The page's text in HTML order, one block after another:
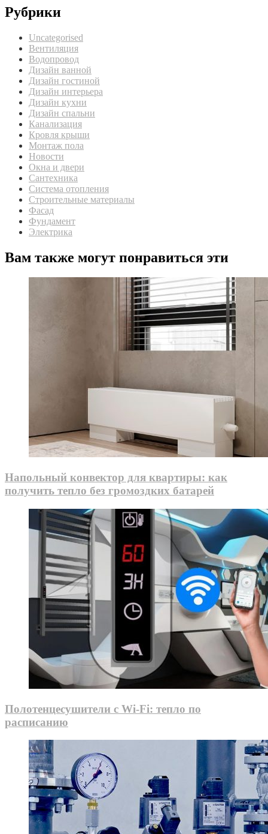
Рубрики
Uncategorised
Вентиляция
Водопровод
Дизайн ванной
Дизайн гостиной
Дизайн интерьера
Дизайн кухни
Дизайн спальни
Канализация
Кровля крыши
Монтаж пола
Новости
Окна и двери
Сантехника
Система отопления
Строительные материалы
Фасад
Фундамент
Электрика
Вам также могут понравиться эти
Напольный конвектор для квартиры: как
получить тепло без громоздких батарей
Полотенцесушители с Wi-Fi: тепло по
расписанию